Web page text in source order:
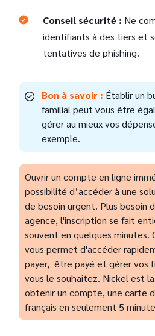
Conseil sécurité : Ne
identifiants à des tiers et
tentatives de phishing.
Bon à savoir : Établir un
familial peut vous être
gérer au mieux vos
exemple.
Ouvrir un compte en ligne
possibilité d’accéder à une
de besoin urgent. Plus besoin
agence, l'inscription se fait
souvent en quelques minutes.
vous permet d'accéder
payer, être payé et gérer vos
vous le souhaitez. Nickel est
obtenir un compte, une carte
français en seulement 5